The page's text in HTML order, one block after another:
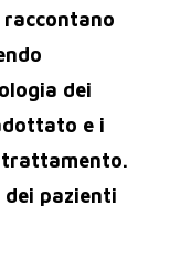
dei
e i
pazienti